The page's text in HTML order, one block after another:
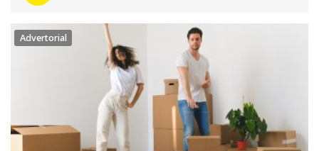
Advertorial